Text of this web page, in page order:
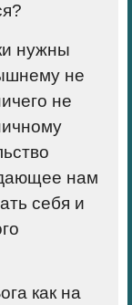
нужны
не
не
нам
себя и
как на